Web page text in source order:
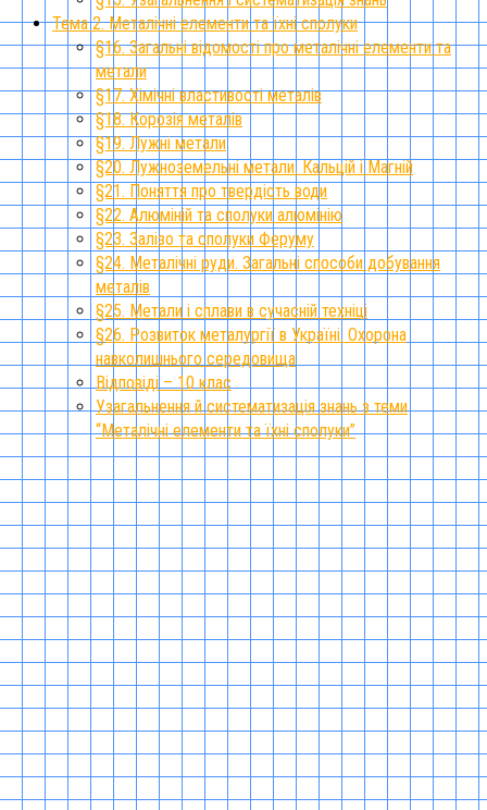
Тема 2. Металічні елементи та їхні сполуки
§16. Загальні відомості про металічні елементи та
метали
§17. Хімічні властивості металів
§18. Корозія металів
§19. Лужні метали
§20. Лужноземельні метали. Кальцій і Магній
§21. Поняття про твердість води
§22. Алюміній та сполуки алюмінію
§23. Залізо та сполуки Феруму
§24. Металічні руди. Загальні способи добування
металів
§25. Метали і сплави в сучасній техніці
§26. Розвиток металургії в Україні. Охорона
навколишнього середовища
Відповіді – 10 клас
Узагальнення й систематизація знань з теми
“Металічні елементи та їхні сполуки”